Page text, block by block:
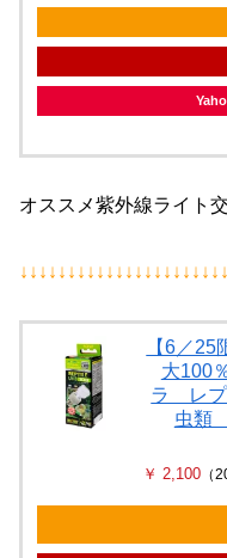
オススメ紫外線ライト
【6／
大100
ラ レ
虫類
￥ 2,100 （